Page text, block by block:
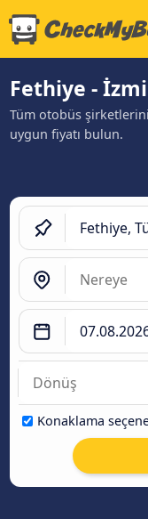
Fethiye -
Tüm otobüs şirketlerini
uygun fiyatı bulun.
Konaklama